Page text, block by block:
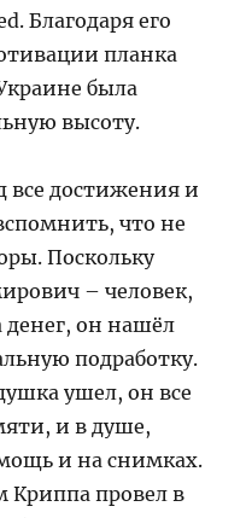
Благодаря его
планка
была
высоту.
все достижения и
что не
Поскольку
– человек,
он нашёл
подработку.
ушел, он все
и в душе,
и на снимках.
Криппа провел в